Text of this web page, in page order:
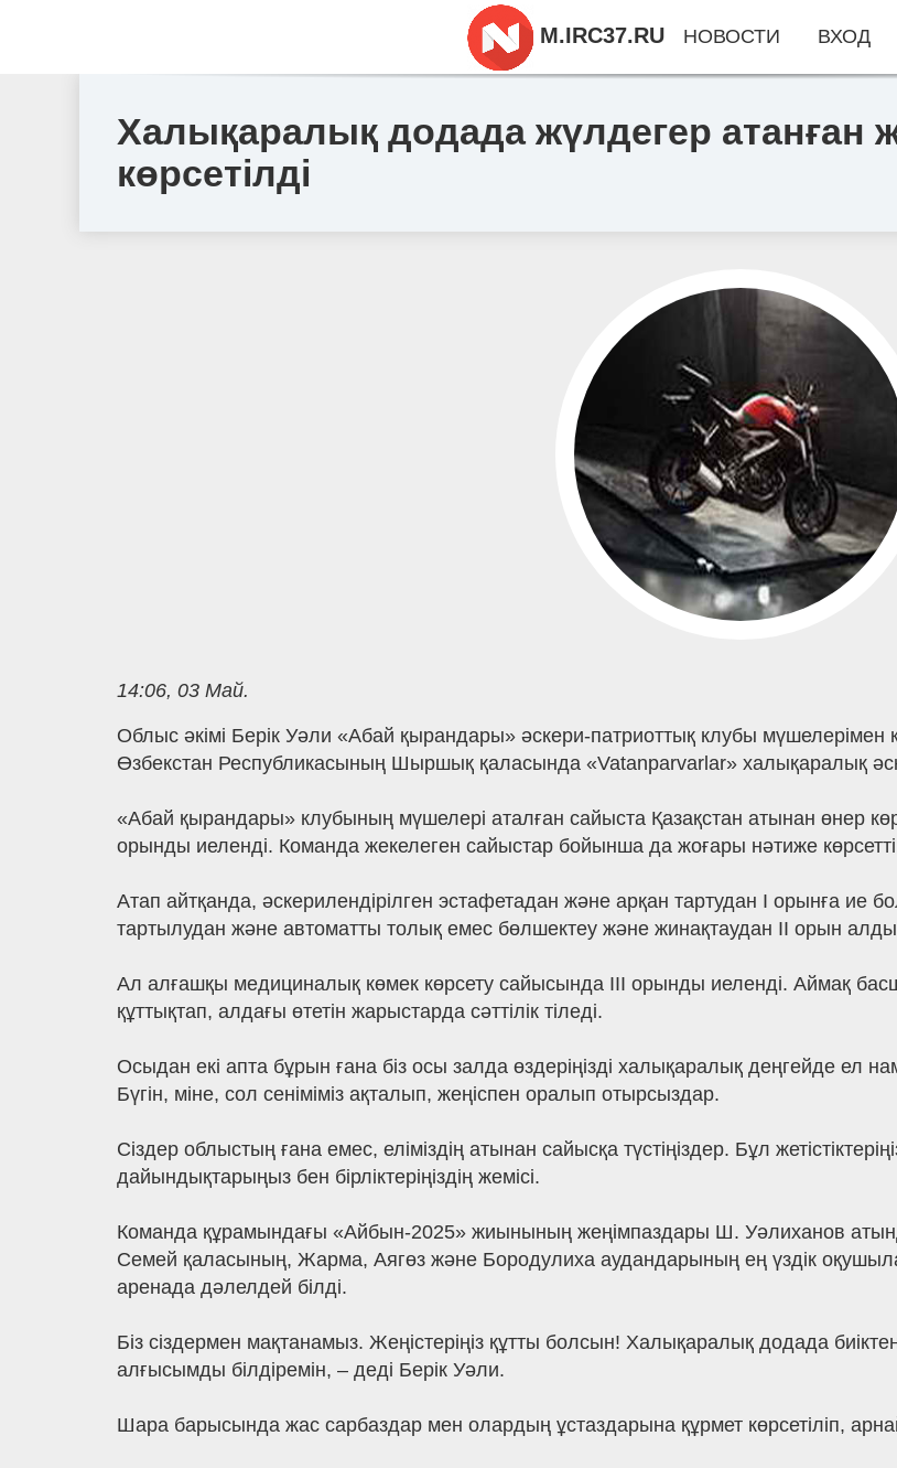
Халықаралық додада жүлдегер атанған
көрсетілді
14:06, 03 Май.
Облыс әкімі Берік Уәли «Абай қырандары» әскери-патриоттық клубы
Өзбекстан Республикасының Шыршық қаласында «Vatanparvarlar» халықаралық
«Абай қырандары» клубының мүшелері аталған сайыста Қазақстан атынан өнер
орынды иеленді. Команда жекелеген сайыстар бойынша да жоғары нәтиже
Атап айтқанда, әскерилендірілген эстафетадан және арқан тартудан І орынға ие
тартылудан және автоматты толық емес бөлшектеу және жинақтаудан ІІ орын
Ал алғашқы медициналық көмек көрсету сайысында ІІІ орынды иеленді. Аймақ
құттықтап, алдағы өтетін жарыстарда сәттілік тіледі.
Осыдан екі апта бұрын ғана біз осы залда өздеріңізді халықаралық деңгейде ел
Бүгін, міне, сол сеніміміз ақталып, жеңіспен оралып отырсыздар.
Сіздер облыстың ғана емес, еліміздің атынан сайысқа түстіңіздер. Бұл
дайындықтарыңыз бен бірліктеріңіздің жемісі.
Команда құрамындағы «Айбын-2025» жиынының жеңімпаздары Ш. Уәлиханов
Семей қаласының, Жарма, Аягөз және Бородулиха аудандарының ең үздік
аренада дәлелдей білді.
Біз сіздермен мақтанамыз. Жеңістеріңіз құтты болсын! Халықаралық додада
алғысымды білдіремін, – деді Берік Уәли.
Шара барысында жас сарбаздар мен олардың ұстаздарына құрмет көрсетіліп,
M.IRC37.RU НОВОСТИ ВХОД